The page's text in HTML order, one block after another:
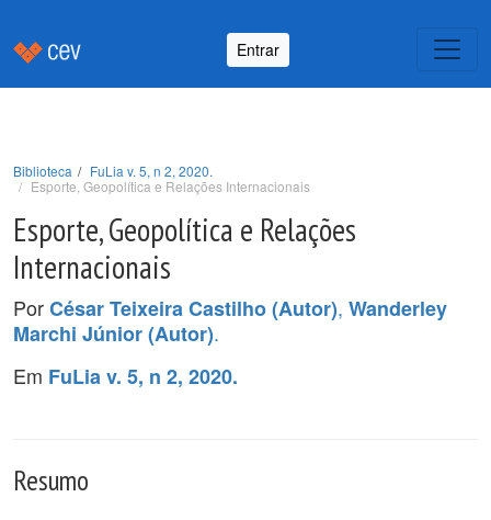
Entrar
Biblioteca
FuLia v. 5, n 2, 2020.
Esporte, Geopolítica e Relações Internacionais
Esporte, Geopolítica e Relações
Internacionais
PorCésar Teixeira Castilho (Autor), Wanderley
Marchi Júnior (Autor).
Em FuLia v. 5, n 2, 2020.
Resumo